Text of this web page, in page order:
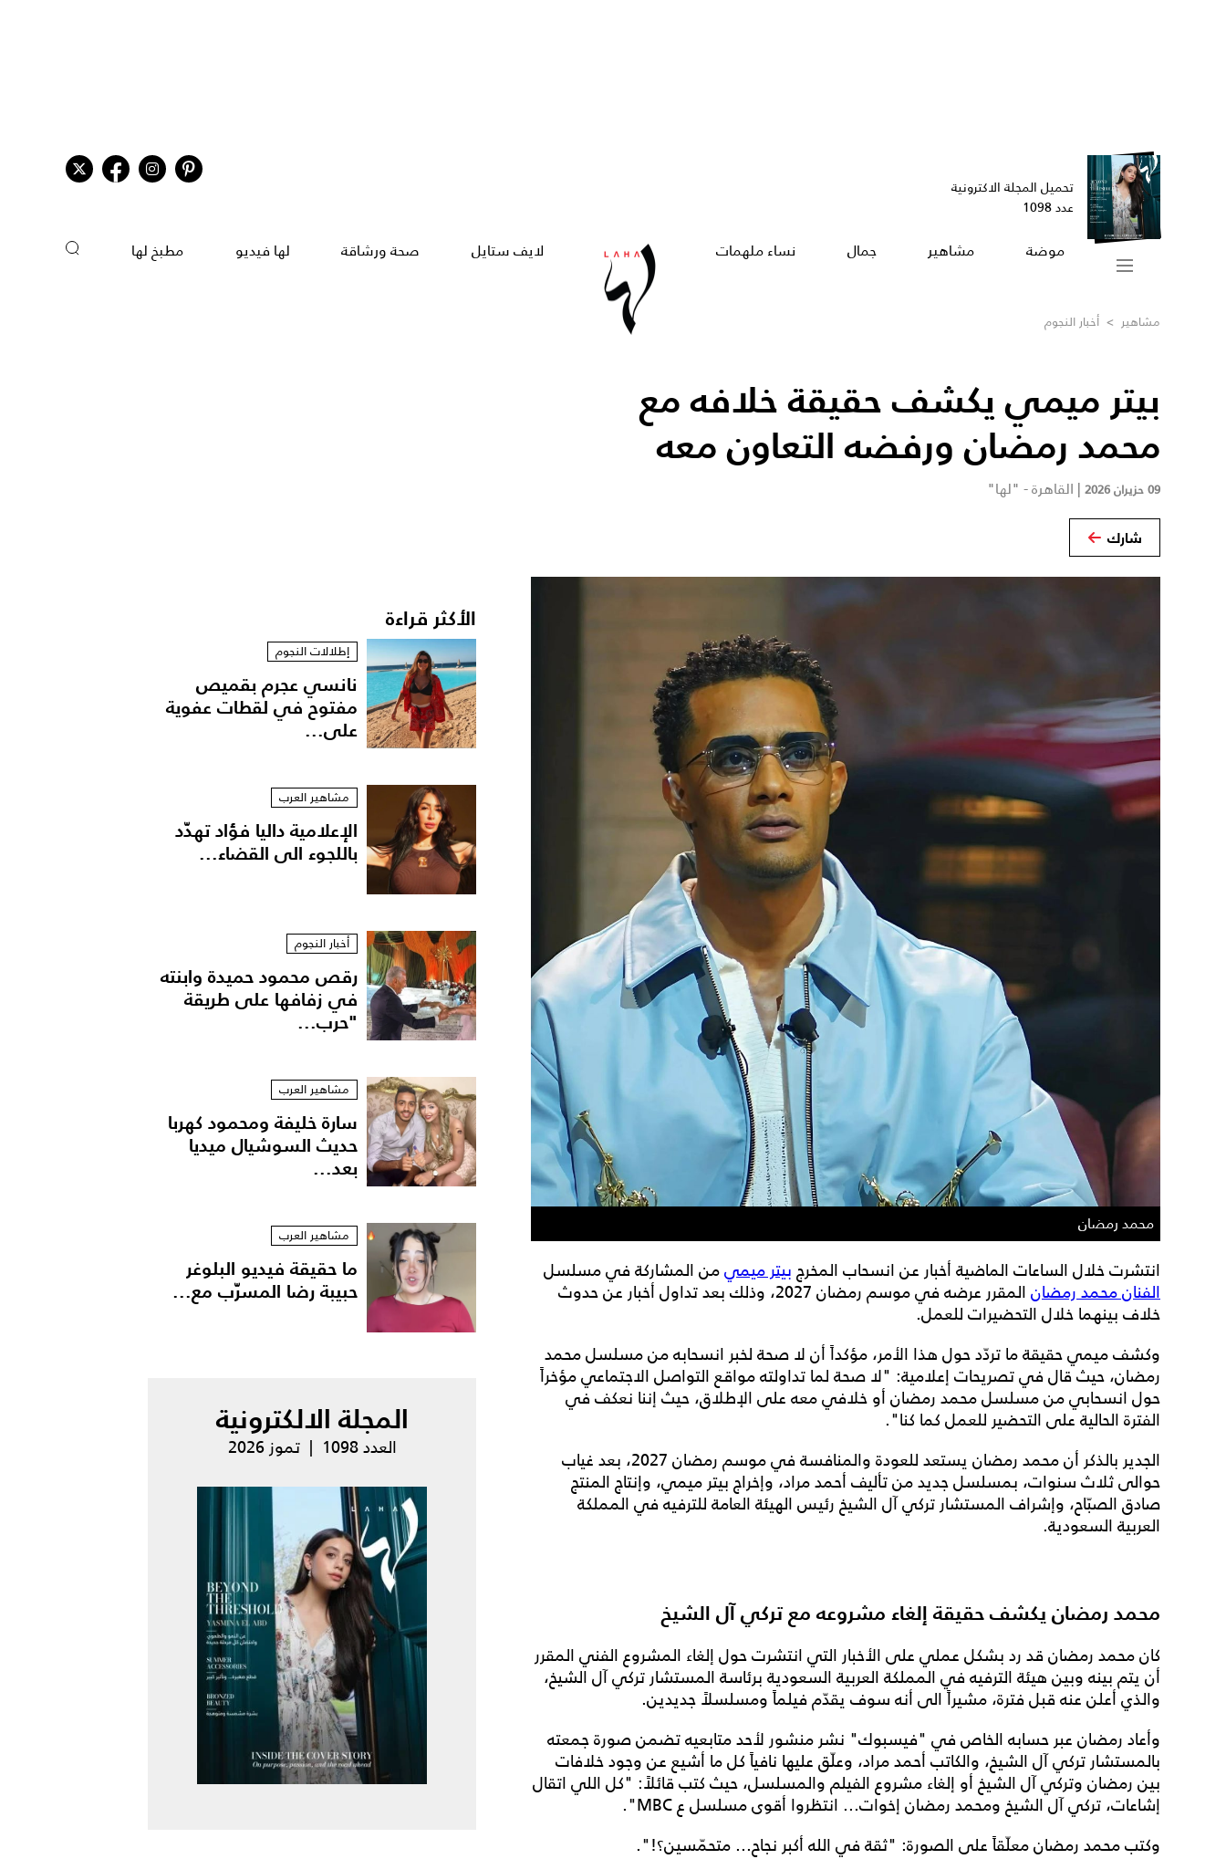
تحميل المجلة الاكترونية
عدد 1098
موضة مشاهير جمال نساء ملهمات لايف ستايل صحة ورشاقة لها فيديو مطبخ لها
مشاهير > أخبار النجوم
بيتر ميمي يكشف حقيقة خلافه مع
محمد رمضان ورفضه التعاون معه
09 حزيران 2026 | القاهرة - "لها"
شارك
محمد رمضان
انتشرت خلال الساعات الماضية أخبار عن انسحاب المخرج بيتر ميميمن المشاركة في مسلسل
الفنان محمد رمضان
المقرر عرضه في موسم رمضان 2027، وذلك بعد تداول أخبار عن حدوث
خلاف بينهما خلال التحضيرات للعمل.
وكشف ميمي حقيقة ما تردّد حول هذا الأمر، مؤكداً أن لا صحة لخبر انسحابه من مسلسل محمد
رمضان، حيث قال في تصريحات إعلامية: "لا صحة لما تداولته مواقع التواصل الاجتماعي مؤخراً
حول انسحابي من مسلسل محمد رمضان أو خلافي معه على الإطلاق، حيث إننا نعكف في
الفترة الحالية على التحضير للعمل كما كنا".
الجدير بالذكر أن محمد رمضان يستعد للعودة والمنافسة في موسم رمضان 2027، بعد غياب
حوالى ثلاث سنوات، بمسلسل جديد من تأليف أحمد مراد، وإخراج بيتر ميمي، وإنتاج المنتج
صادق الصبّاح، وإشراف المستشار تركي آل الشيخ رئيس الهيئة العامة للترفيه في المملكة
العربية السعودية.
محمد رمضان يكشف حقيقة إلغاء مشروعه مع تركي آل الشيخ
كان محمد رمضان قد رد بشكل عملي على الأخبار التي انتشرت حول إلغاء المشروع الفني المقرر
أن يتم بينه وبين هيئة الترفيه في المملكة العربية السعودية برئاسة المستشار تركي آل الشيخ،
والذي أعلن عنه قبل فترة، مشيراً الى أنه سوف يقدّم فيلماً ومسلسلاً جديدين.
وأعاد رمضان عبر حسابه الخاص في "فيسبوك" نشر منشور لأحد متابعيه تضمن صورة جمعته
بالمستشار تركي آل الشيخ، والكاتب أحمد مراد، وعلّق عليها نافياً كل ما أشيع عن وجود خلافات
بين رمضان وتركي آل الشيخ أو إلغاء مشروع الفيلم والمسلسل، حيث كتب قائلاً: "كل اللي اتقال
إشاعات، تركي آل الشيخ ومحمد رمضان إخوات... انتظروا أقوى مسلسل ع MBC".
وكتب محمد رمضان معلّقاً على الصورة: "ثقة في الله أكبر نجاح... متحمّسين؟!".
الأكثر قراءة
إطلالات النجوم
نانسي عجرم بقميص
مفتوح في لقطات عفوية
على...
مشاهير العرب
الإعلامية داليا فؤاد تهدّد
باللجوء الى القضاء...
أخبار النجوم
رقص محمود حميدة وابنته
في زفافها على طريقة
"حرب...
مشاهير العرب
سارة خليفة ومحمود كهربا
حديث السوشيال ميديا
بعد...
مشاهير العرب
ما حقيقة فيديو البلوغر
حبيبة رضا المسرّب مع...
المجلة الالكترونية
العدد 1098 | تموز 2026